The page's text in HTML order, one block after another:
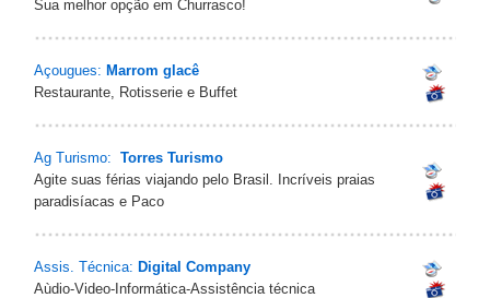
Sua melhor opção em Churrasco!
Açougues: Marrom glacê
Restaurante, Rotisserie e Buffet
Ag Turismo: Torres Turismo
Agite suas férias viajando pelo Brasil. Incríveis praias
paradisíacas e Paco
Assis. Técnica: Digital Company
Aùdio-Video-Informática-Assistência técnica